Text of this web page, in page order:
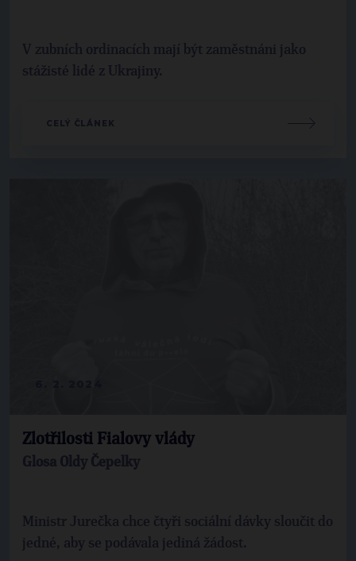
V zubních ordinacích mají být zaměstnáni jako
stážisté lidé z Ukrajiny.
CELÝ ČLÁNEK
Zlotřilosti Fialovy vlády
Glosa Oldy Čepelky
Ministr Jurečka chce čtyři sociální dávky sloučit do
jedné, aby se podávala jediná žádost.